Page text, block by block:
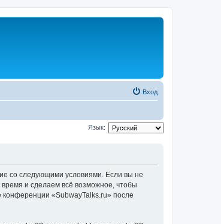
Вход
Язык:
со следующими условиями. Если вы не
и сделаем всё возможное, чтобы
конференции «SubwayTalks.ru» после